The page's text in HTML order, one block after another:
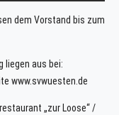
dem Vorstand bis zum
liegen aus bei:
www.svwuesten.de
„zur Loose“ /